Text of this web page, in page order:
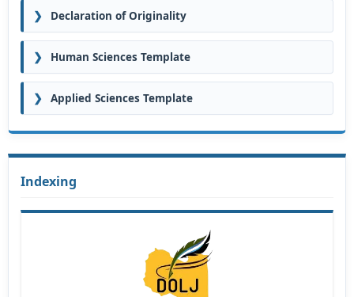
❯ Declaration of Originality
❯ Human Sciences Template
❯ Applied Sciences Template
Indexing